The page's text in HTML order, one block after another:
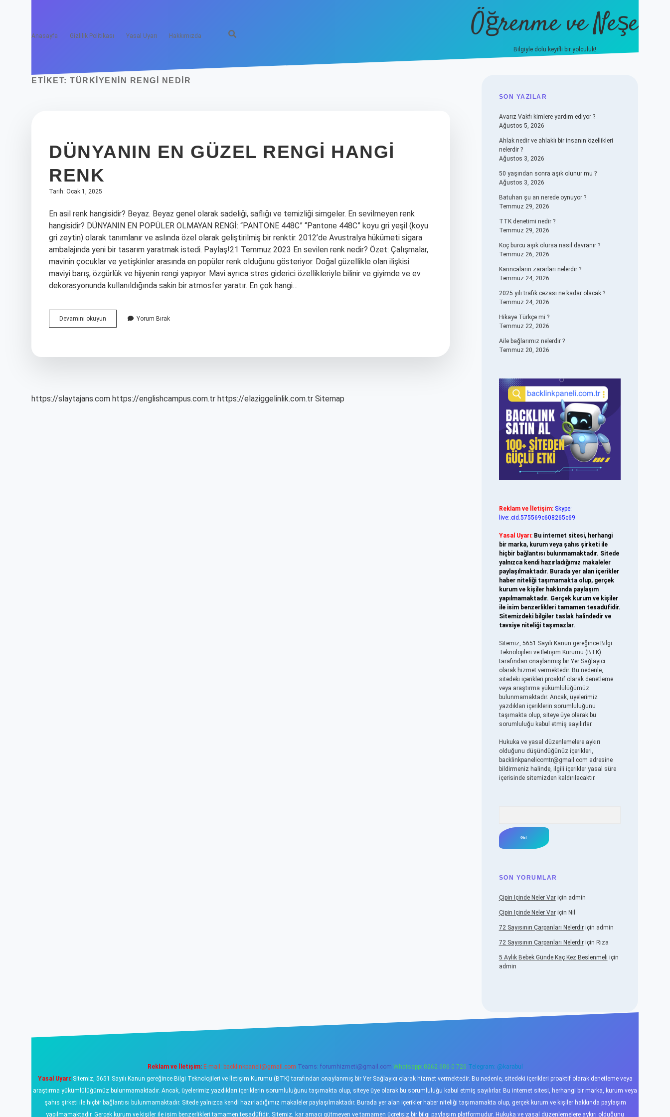
Anasayfa Gizlilik Politikası Yasal Uyarı Hakkımızda Öğrenme ve Neşe
Bilgiyle dolu keyifli bir yolculuk!
ETIKET: TÜRKIYENIN RENGI NEDIR
DÜNYANIN EN GÜZEL RENGI HANGI
RENK
Tarih: Ocak 1, 2025
En asil renk hangisidir? Beyaz. Beyaz genel olarak sadeliği, saflığı ve temizliği simgeler. En sevilmeyen renk
hangisidir? DÜNYANIN EN POPÜLER OLMAYAN RENGİ: “PANTONE 448C” “Pantone 448C” koyu gri yeşil (koyu
gri zeytin) olarak tanımlanır ve aslında özel olarak geliştirilmiş bir renktir. 2012’de Avustralya hükümeti sigara
ambalajında ​​yeni bir tasarım yaratmak istedi. Paylaş!21 Temmuz 2023 En sevilen renk nedir? Özet: Çalışmalar,
mavinin çocuklar ve yetişkinler arasında en popüler renk olduğunu gösteriyor. Doğal güzellikle olan ilişkisi
maviyi barış, özgürlük ve hijyenin rengi yapıyor. Mavi ayrıca stres giderici özellikleriyle bilinir ve giyimde ve ev
dekorasyonunda kullanıldığında sakin bir atmosfer yaratır. En çok hangi…
Devamını okuyun Dünyanın
En
Yorum Bırak
https://slaytajans.com https://englishcampus.com.tr https://elaziggelinlik.com.tr Sitemap
SIDEBAR
SON YAZILAR
Avarız Vakfı kimlere yardım ediyor ?
Ağustos 5, 2026
Ahlak nedir ve ahlaklı bir insanın özellikleri
nelerdir ?
Ağustos 3, 2026
50 yaşından sonra aşık olunur mu ?
Ağustos 3, 2026
Batuhan şu an nerede oynuyor ?
Temmuz 29, 2026
TTK denetimi nedir ?
Temmuz 29, 2026
Koç burcu aşık olursa nasıl davranır ?
Temmuz 26, 2026
Karıncaların zararları nelerdir ?
Temmuz 24, 2026
2025 yılı trafik cezası ne kadar olacak ?
Temmuz 24, 2026
Hikaye Türkçe mi ?
Temmuz 22, 2026
Aile bağlarımız nelerdir ?
Temmuz 20, 2026
Reklam ve İletişim: Skype:
live:.cid.575569c608265c69
Yasal Uyarı: Bu internet sitesi, herhangi
bir marka, kurum veya şahıs şirketi ile
hiçbir bağlantısı bulunmamaktadır. Sitede
yalnızca kendi hazırladığımız makaleler
paylaşılmaktadır. Burada yer alan içerikler
haber niteliği taşımamakta olup, gerçek
kurum ve kişiler hakkında paylaşım
yapılmamaktadır. Gerçek kurum ve kişiler
ile isim benzerlikleri tamamen tesadüfidir.
Sitemizdeki bilgiler taslak halindedir ve
tavsiye niteliği taşımazlar.
Sitemiz, 5651 Sayılı Kanun gereğince Bilgi
Teknolojileri ve İletişim Kurumu (BTK)
tarafından onaylanmış bir Yer Sağlayıcı
olarak hizmet vermektedir. Bu nedenle,
sitedeki içerikleri proaktif olarak denetleme
veya araştırma yükümlülüğümüz
bulunmamaktadır. Ancak, üyelerimiz
yazdıkları içeriklerin sorumluluğunu
taşımakta olup, siteye üye olarak bu
sorumluluğu kabul etmiş sayılırlar.
Hukuka ve yasal düzenlemelere aykırı
olduğunu düşündüğünüz içerikleri,
backlinkpanelicomtr@gmail.com adresine
bildirmeniz halinde, ilgili içerikler yasal süre
içerisinde sitemizden kaldırılacaktır.
SON YORUMLAR
Çipin Içinde Neler Variçin admin
Çipin Içinde Neler Variçin Nil
72 Sayısının Çarpanları Nelerdiriçin admin
72 Sayısının Çarpanları Nelerdiriçin Rıza
5 Aylık Bebek Günde Kaç Kez Beslenmeli için
admin
Reklam ve İletişim: E-mail: backlinkpaneli@gmail.com Teams: forumhizmeti@gmail.com Whatsapp: 0262 606 0 726 Telegram: @karabul
Yasal Uyarı:Sitemiz, 5651 Sayılı Kanun gereğince Bilgi Teknolojileri ve İletişim Kurumu (BTK) tarafından onaylanmış bir Yer Sağlayıcı olarak hizmet vermektedir. Bu nedenle, sitedeki içerikleri proaktif olarak denetleme veya
araştırma yükümlülüğümüz bulunmamaktadır. Ancak, üyelerimiz yazdıkları içeriklerin sorumluluğunu taşımakta olup, siteye üye olarak bu sorumluluğu kabul etmiş sayılırlar. Bu internet sitesi, herhangi bir marka, kurum veya
şahıs şirketi ile hiçbir bağlantısı bulunmamaktadır. Sitede yalnızca kendi hazırladığımız makaleler paylaşılmaktadır. Burada yer alan içerikler haber niteliği taşımamakta olup, gerçek kurum ve kişiler hakkında paylaşım
yapılmamaktadır. Gerçek kurum ve kişiler ile isim benzerlikleri tamamen tesadüfidir. Sitemiz, kar amacı gütmeyen ve tamamen ücretsiz bir bilgi paylaşım platformudur. Hukuka ve yasal düzenlemelere aykırı olduğunu